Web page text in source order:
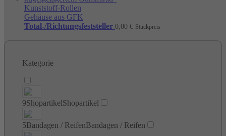
Kunststoff-Rollen
Gehäuse aus GFK
Total-/Richtungsfeststeller 0,00 € Stückpreis
Kategorie
9ShopartikelShopartikel
5Bandagen / ReifenBandagen / Reifen